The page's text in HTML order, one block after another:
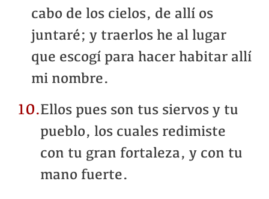
cabo de los cielos, de allí os
juntaré; y traerlos he al lugar
que escogí para hacer habitar allí
mi nombre.
10.Ellos pues son tus siervos y tu
pueblo, los cuales redimiste
con tu gran fortaleza, y con tu
mano fuerte.